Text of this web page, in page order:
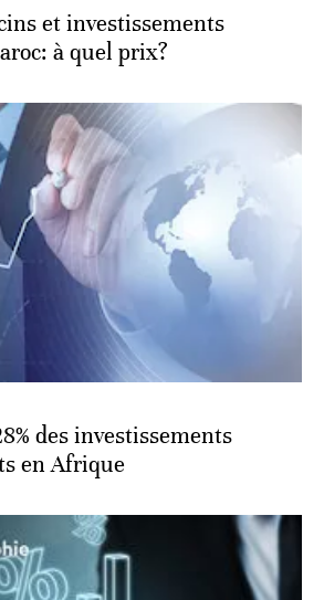
et investissements
à quel prix?
des investissements
en Afrique